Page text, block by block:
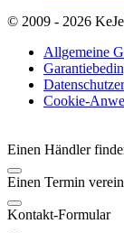
© 2009 - 2026
Allgemeine
Cookie-
Einen Händler
Einen Termin
Kontakt-Formular